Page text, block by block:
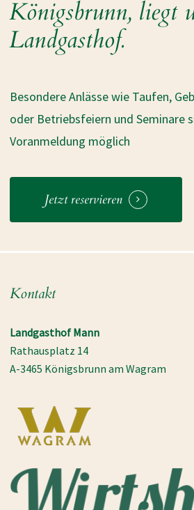
Königsbrunn, liegt
Landgasthof.
Besondere Anlässe wie Taufen,
oder Betriebsfeiern und Seminare
Voranmeldung möglich
Jetzt reservieren
Kontakt
Landgasthof Mann
Rathausplatz 14
A-3465 Königsbrunn am Wagram